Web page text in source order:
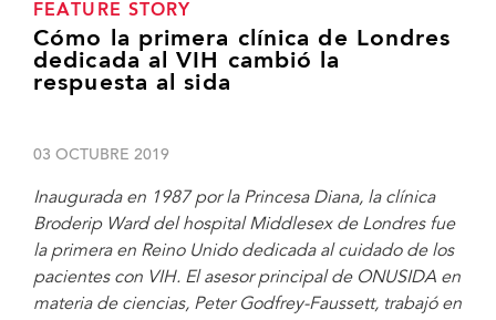
FEATURE STORY
Cómo la primera clínica de Londres
dedicada al VIH cambió la
respuesta al sida
03 OCTUBRE 2019
Inaugurada en 1987 por la Princesa Diana, la clínica
Broderip Ward del hospital Middlesex de Londres fue
la primera en Reino Unido dedicada al cuidado de los
pacientes con VIH. El asesor principal de ONUSIDA en
materia de ciencias, Peter Godfrey-Faussett, trabajó en